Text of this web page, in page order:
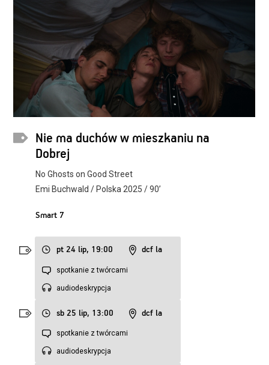
Nie ma duchów w mieszkaniu na
Dobrej
No Ghosts on Good Street
Emi Buchwald / Polska 2025 / 90’
Smart 7
pt 24 lip, 19:00 dcf la
spotkanie z twórcami
audiodeskrypcja
sb 25 lip, 13:00 dcf la
spotkanie z twórcami
audiodeskrypcja